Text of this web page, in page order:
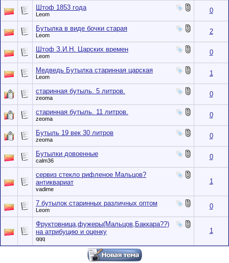
Штоф 1853 года
Leom 0
Бутылка в виде бочки старая
Leom 2
Штоф З.И.Н. Царских времен
Leom 0
Медведь Бутылка старинная царская
Leom 1
старинная бутыль. 5 литров.
zeoma 0
старинная бутыль. 11 литров.
zeoma 0
Бутыль 19 век 30 литров
zeoma 0
Бутылки довоенные
calm36 0
сервиз стекло рифленое Мальцов?
антиквариат
vadime
1
7 бутылок старинных различных оптом
Leom 0
Фруктовница,фужеры(Мальцов,Баккара??)
на атрибуцию и оценку
qqq
1